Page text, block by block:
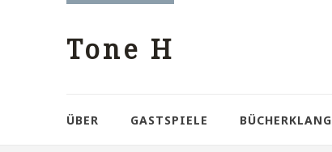
Tone H
ÜBER GASTSPIELE BÜCHERKLANG